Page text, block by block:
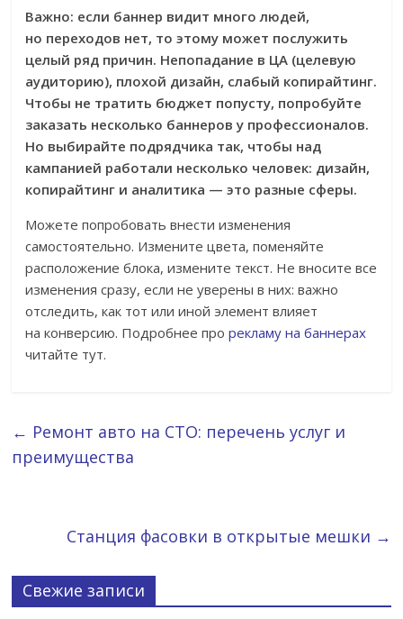
Важно: если баннер видит много людей,
но переходов нет, то этому может послужить
целый ряд причин. Непопадание в ЦА (целевую
аудиторию), плохой дизайн, слабый копирайтинг.
Чтобы не тратить бюджет попусту, попробуйте
заказать несколько баннеров у профессионалов.
Но выбирайте подрядчика так, чтобы над
кампанией работали несколько человек: дизайн,
копирайтинг и аналитика — это разные сферы.
Можете попробовать внести изменения
самостоятельно. Измените цвета, поменяйте
расположение блока, измените текст. Не вносите все
изменения сразу, если не уверены в них: важно
отследить, как тот или иной элемент влияет
на конверсию. Подробнее прорекламу на баннерах
читайте тут.
← Ремонт авто на СТО: перечень услуг и
преимущества
Станция фасовки в открытые мешки →
Свежие записи